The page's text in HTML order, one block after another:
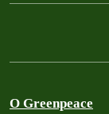
O Greenpeace